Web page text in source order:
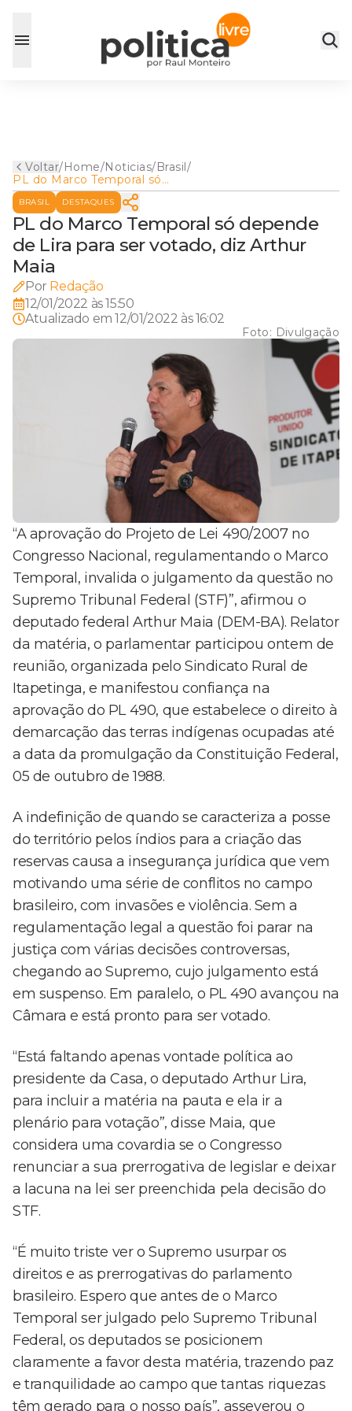
Voltar/Home/Noticias/Brasil/
PL do Marco Temporal só
depende de Lira para ser
votado, diz Arthur Maia
BRASIL DESTAQUES
PL do Marco Temporal só depende
de Lira para ser votado, diz Arthur
Maia
Por Redação
12/01/2022 às 15:50
Atualizado em12/01/2022 às 16:02
Foto: Divulgação
“A aprovação do Projeto de Lei 490/2007 no
Congresso Nacional, regulamentando o Marco
Temporal, invalida o julgamento da questão no
Supremo Tribunal Federal (STF)”, afirmou o
deputado federal Arthur Maia (DEM-BA). Relator
da matéria, o parlamentar participou ontem de
reunião, organizada pelo Sindicato Rural de
Itapetinga, e manifestou confiança na
aprovação do PL 490, que estabelece o direito à
demarcação das terras indígenas ocupadas até
a data da promulgação da Constituição Federal,
05 de outubro de 1988.
A indefinição de quando se caracteriza a posse
do território pelos índios para a criação das
reservas causa a insegurança jurídica que vem
motivando uma série de conflitos no campo
brasileiro, com invasões e violência. Sem a
regulamentação legal a questão foi parar na
justiça com várias decisões controversas,
chegando ao Supremo, cujo julgamento está
em suspenso. Em paralelo, o PL 490 avançou na
Câmara e está pronto para ser votado.
“Está faltando apenas vontade política ao
presidente da Casa, o deputado Arthur Lira,
para incluir a matéria na pauta e ela ir a
plenário para votação”, disse Maia, que
considera uma covardia se o Congresso
renunciar a sua prerrogativa de legislar e deixar
a lacuna na lei ser preenchida pela decisão do
STF.
“É muito triste ver o Supremo usurpar os
direitos e as prerrogativas do parlamento
brasileiro. Espero que antes de o Marco
Temporal ser julgado pelo Supremo Tribunal
Federal, os deputados se posicionem
claramente a favor desta matéria, trazendo paz
e tranquilidade ao campo que tantas riquezas
têm gerado para o nosso país”, asseverou o